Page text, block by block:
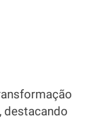
destacando